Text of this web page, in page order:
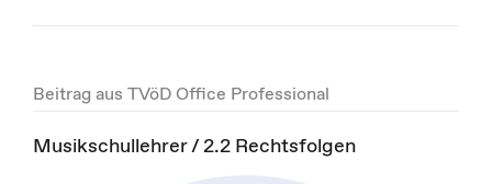
Beitrag aus TVöD Office Professional
Musikschullehrer / 2.2 Rechtsfolgen